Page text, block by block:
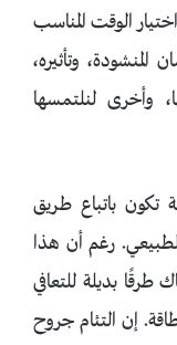
الوقت المناسب
وتأثيره،
لنلتمسها
تكون باتباع طريق
رغم أن هذا
طرقًا بديلة للتعافي
إن التئام جروح